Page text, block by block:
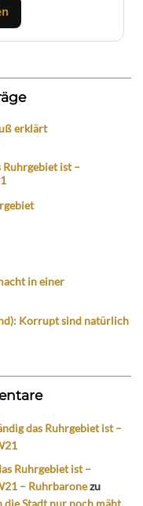
erklärt
ist –
in einer
Korrupt sind natürlich
das Ruhrgebiet ist –
Ruhrgebiet ist –
– Ruhrbaronezu